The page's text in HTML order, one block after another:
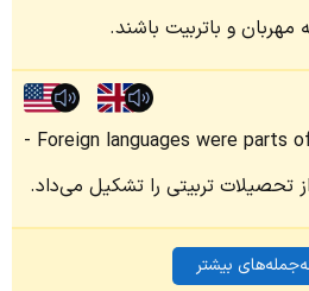
مهربان و باتربیت باشند.
Foreign languages were parts
تحصیلات تربیتی را تشکیل می‌داد.
بیشتر